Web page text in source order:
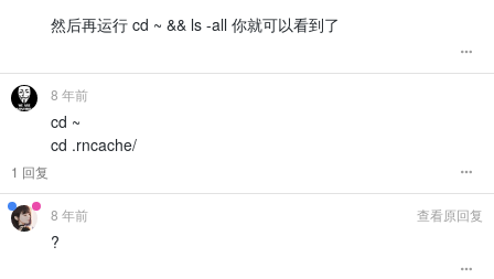
然后再运行 cd ~ && ls -all 你就可以看到了
8 年前
cd ~
cd .rncache/
1 回复
8 年前 查看原回复
?